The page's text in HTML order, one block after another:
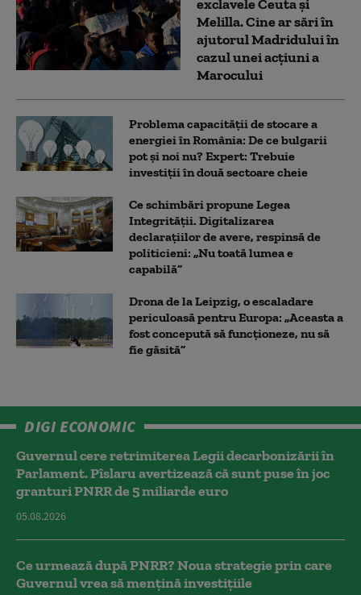
exclavele Ceuta și
Melilla. Cine ar sări în
ajutorul Madridului în
cazul unei acțiuni a
Marocului
Problema capacității de stocare a
energiei în România: De ce bulgarii
pot și noi nu? Expert: Trebuie
investiții în două sectoare cheie
Ce schimbări propune Legea
Integrității. Digitalizarea
declarațiilor de avere, respinsă de
politicieni: „Nu toată lumea e
capabilă”
Drona de la Leipzig, o escaladare
periculoasă pentru Europa: „Aceasta a
fost concepută să funcționeze, nu să
fie găsită”
DIGI ECONOMIC
Guvernul cere retrimiterea Legii decarbonizării în
Parlament. Pîslaru avertizează că sunt puse în joc
granturi PNRR de 5 miliarde euro
05.08.2026
Ce urmează după PNRR? Noua strategie prin care
Guvernul vrea să mențină investițiile